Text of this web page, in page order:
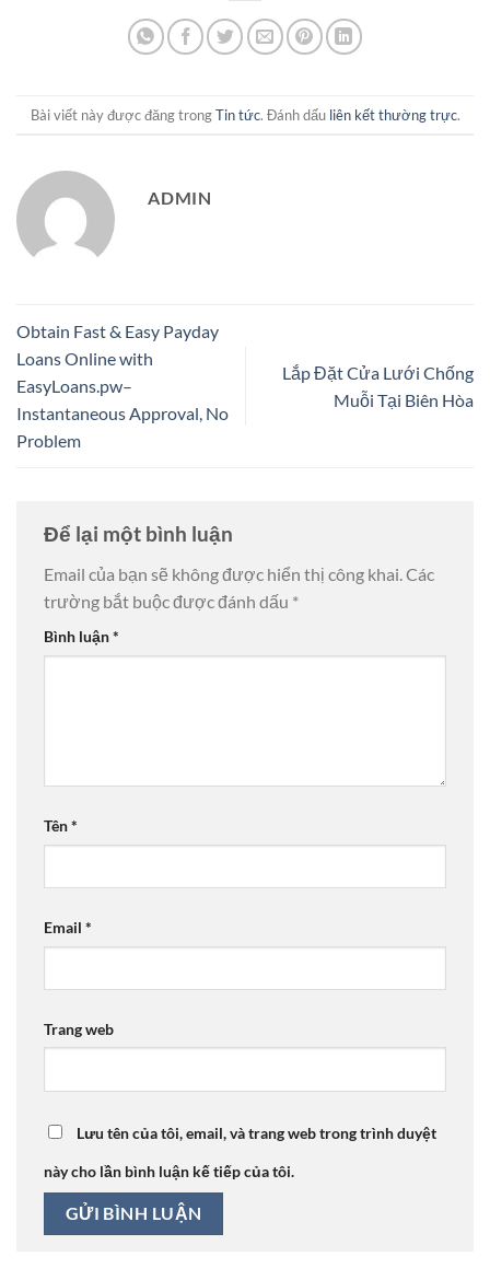
Bài viết này được đăng trongTin tức. Đánh dấu liên kết thường trực.
ADMIN
Obtain Fast & Easy Payday
Loans Online with
EasyLoans.pw–
Instantaneous Approval, No
Problem
Lắp Đặt Cửa Lưới Chống
Muỗi Tại Biên Hòa
Để lại một bình luận
Email của bạn sẽ không được hiển thị công khai.Các
trường bắt buộc được đánh dấu *
Bình luận*
Tên*
Email *
Trang web
Lưu tên của tôi, email, và trang web trong trình duyệt
này cho lần bình luận kế tiếp của tôi.